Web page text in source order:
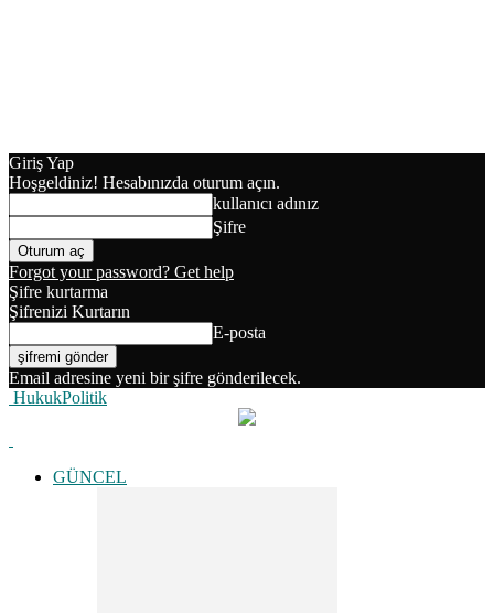
Giriş Yap
Hoşgeldiniz! Hesabınızda oturum açın.
kullanıcı adınız
Şifre
Forgot your password? Get help
Şifre kurtarma
Şifrenizi Kurtarın
E-posta
Email adresine yeni bir şifre gönderilecek.
HukukPolitik
GÜNCEL